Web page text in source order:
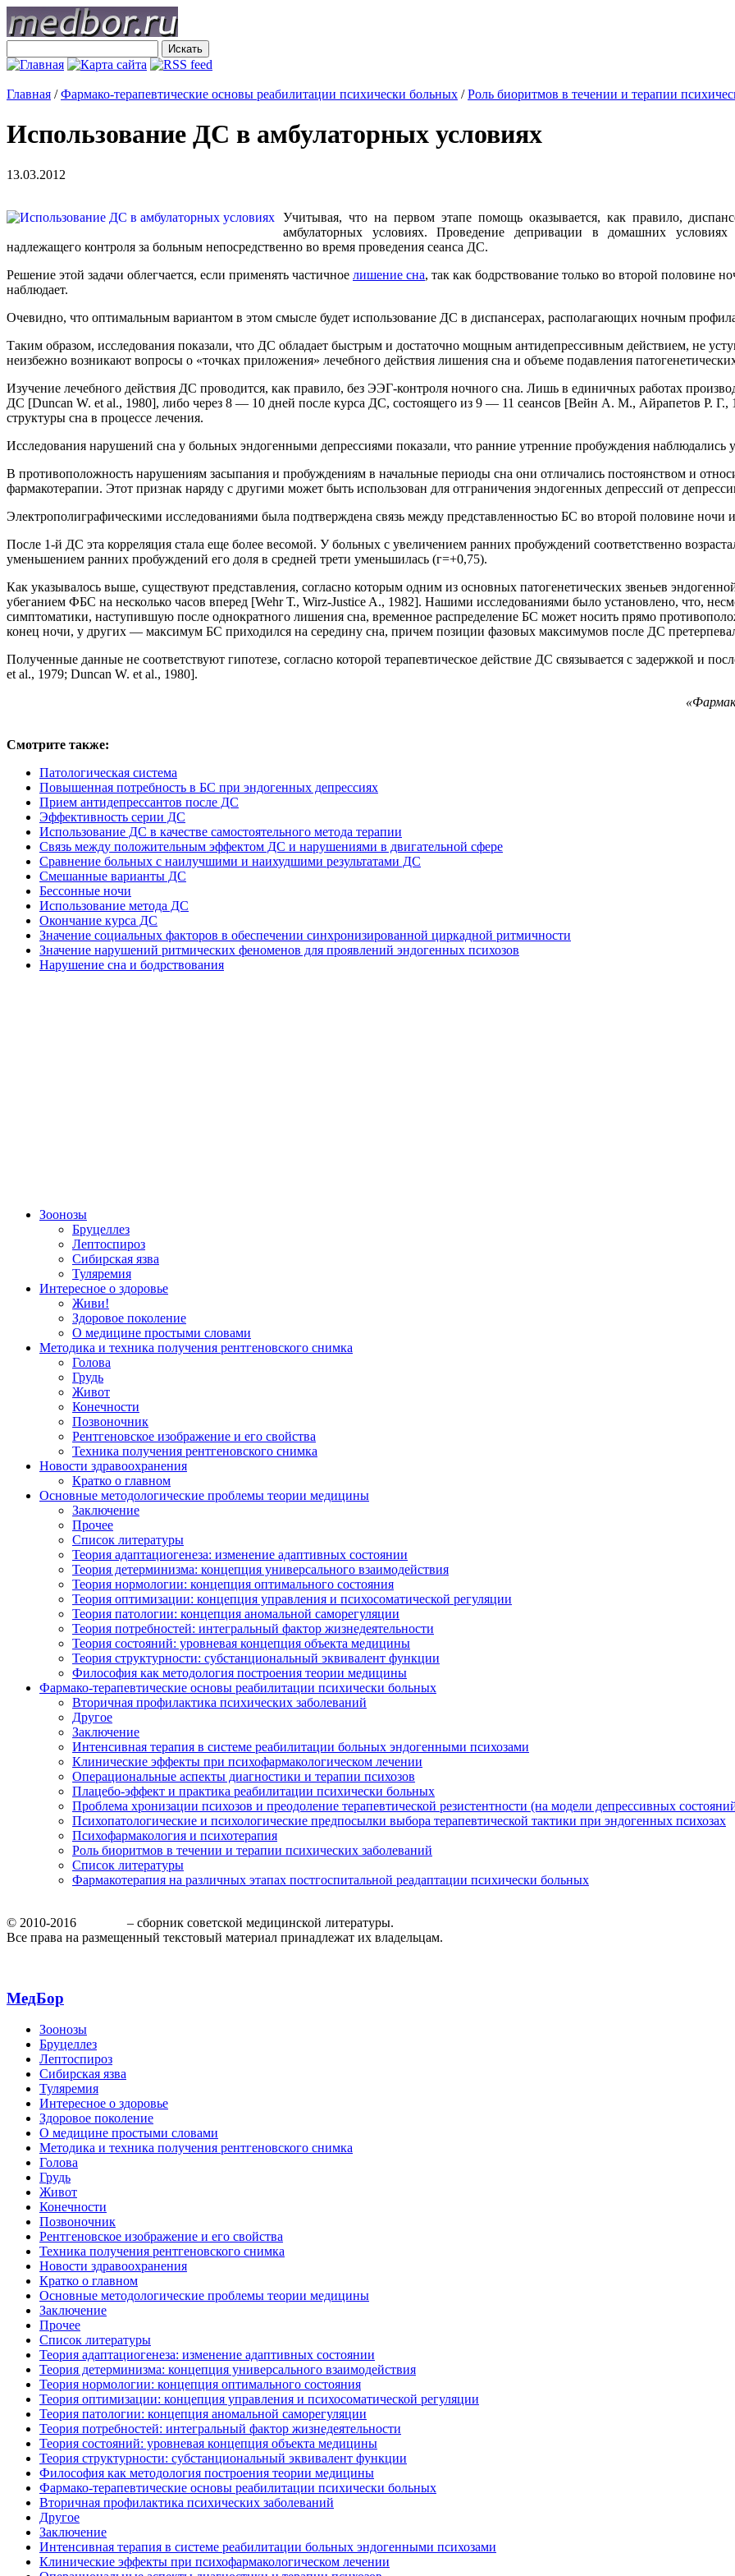
Главная /Фармако-терапевтические основы реабилитации психически больных /Роль биоритмов в течении и терапии
Использование ДС в амбулаторных условиях
13.03.2012
Учитывая, что на первом этапе помощь оказывается, как правило,
амбулаторных условиях. Проведение депривации в домашних условиях
надлежащего контроля за больным непосредственно во время проведения сеанса ДС.
Решение этой задачи облегчается, если применять частичное лишение сна, так как бодрствование только во второй половине
наблюдает.
Очевидно, что оптимальным вариантом в этом смысле будет использование ДС в диспансерах, располагающих ночным
Таким образом, исследования показали, что ДС oблaдaeт быстрым и достаточно мощным антидепрессивным действием, не
неизбежно возникают вопросы о «точках приложения» лечебного действия лишения сна и объеме подавления
Изучение лечебного действия ДС проводится, как правило, без ЭЭГ-контроля ночного сна. Лишь в единичных работах
ДС [Duncan W. et al., 1980], либо через 8 — 10 дней после курса ДС, состоящего из 9 — 11 сеансов [Вейн А. М., Айрапетов Р. Г.,
структуры сна в процессе лечения.
Исследования нарушений сна у больных эндогенными депрессиями показали, что ранние утренние пробуждения наблюдались
В противоположность нарушениям засыпания и пробуждениям в начальные периоды сна они отличались постоянством и
фармакотерапии. Этот признак наряду с другими может быть использован для отграничения эндогенных депрессий от
Электрополиграфическими исследованиями была подтверждена связь между представленностью БС во второй половине ночи
После 1-й ДС эта корреляция стала еще более весомой. У больных с увеличением ранних пробуждений соответственно
уменьшением ранних пробуждений его доля в средней трети уменьшилась (г=+0,75).
Как указывалось выше, существуют представления, согласно которым одним из основных патогенетических звеньев
убеганием ФБС на несколько часов вперед [Wehr Т., Wirz-Justice A., 1982]. Нашими исследованиями было установлено, что,
симптоматики, наступившую после однократного лишения сна, временное распределение БС может носить прямо
конец ночи, у других — максимум БС приходился на середину сна, причем позиции фазовых максимумов после ДС
Полученные данные не соответствуют гипотезе, согласно которой терапевтическое действие ДС связывается с задержкой и
et al., 1979; Duncan W. et al., 1980].
Смотрите также:
Патологическая система
Повышенная потребность в БС при эндогенных депрессиях
Прием антидепрессантов после ДС
Эффективность серии ДС
Использование ДС в качестве самостоятельного метода терапии
Связь между положительным эффектом ДС и нарушениями в двигательной сфере
Сравнение больных с наилучшими и наихудшими результатами ДС
Смешанные варианты ДС
Бессонные ночи
Использование метода ДС
Окончание курса ДС
Значение социальных факторов в обеспечении синхронизированной циркадной ритмичности
Значение нарушений ритмических феноменов для проявлений эндогенных психозов
Нарушение сна и бодрствования
Зоонозы
Бруцеллез
Лептоспироз
Сибирская язва
Туляремия
Интересное о здоровье
Живи!
Здоровое поколение
О медицине простыми словами
Методика и техника получения рентгеновского снимка
Голова
Грудь
Живот
Конечности
Позвоночник
Рентгеновское изображение и его свойства
Техника получения рентгеновского снимка
Новости здравоохранения
Кратко о главном
Основные методологические проблемы теории медицины
Заключение
Прочее
Список литературы
Теория адаптациогенеза: изменение адаптивных состоянии
Теория детерминизма: концепция универсального взаимодействия
Теория нормологии: концепция оптимального состояния
Теория оптимизации: концепция управления и психосоматической регуляции
Теория патологии: концепция аномальной саморегуляции
Теория потребностей: интегральный фактор жизнедеятельности
Теория состояний: уровневая концепция объекта медицины
Теория структурности: субстанциональный эквивалент функции
Философия как методология построения теории медицины
Фармако-терапевтические основы реабилитации психически больных
Вторичная профилактика психических заболеваний
Другое
Заключение
Интенсивная терапия в системе реабилитации больных эндогенными психозами
Клинические эффекты при психофармакологическом лечении
Операциональные аспекты диагностики и терапии психозов
Плацебо-эффект и практика реабилитации психически больных
Проблема хронизации психозов и преодоление терапевтической резистентности (на модели депрессивных
Психопатологические и психологические предпосылки выбора терапевтической тактики при эндогенных психозах
Психофармакология и психотерапия
Роль биоритмов в течении и терапии психических заболеваний
Список литературы
Фармакотерапия на различных этапах постгоспитальной реадаптации психически больных
© 2010-2016
– сборник советской медицинской литературы.
Все права на размещенный текстовый материал принадлежат их владельцам.
МедБор
Зоонозы
Бруцеллез
Лептоспироз
Сибирская язва
Туляремия
Интересное о здоровье
Здоровое поколение
О медицине простыми словами
Методика и техника получения рентгеновского снимка
Голова
Грудь
Живот
Конечности
Позвоночник
Рентгеновское изображение и его свойства
Техника получения рентгеновского снимка
Новости здравоохранения
Кратко о главном
Основные методологические проблемы теории медицины
Заключение
Прочее
Список литературы
Теория адаптациогенеза: изменение адаптивных состоянии
Теория детерминизма: концепция универсального взаимодействия
Теория нормологии: концепция оптимального состояния
Теория оптимизации: концепция управления и психосоматической регуляции
Теория патологии: концепция аномальной саморегуляции
Теория потребностей: интегральный фактор жизнедеятельности
Теория состояний: уровневая концепция объекта медицины
Теория структурности: субстанциональный эквивалент функции
Философия как методология построения теории медицины
Фармако-терапевтические основы реабилитации психически больных
Вторичная профилактика психических заболеваний
Другое
Заключение
Интенсивная терапия в системе реабилитации больных эндогенными психозами
Клинические эффекты при психофармакологическом лечении